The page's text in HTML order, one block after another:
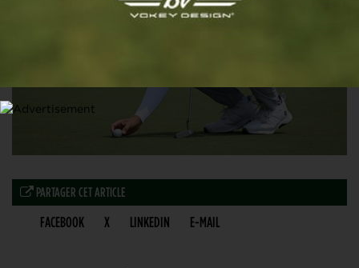
PARTAGER CET ARTICLE
FACEBOOK X LINKEDIN E-MAIL